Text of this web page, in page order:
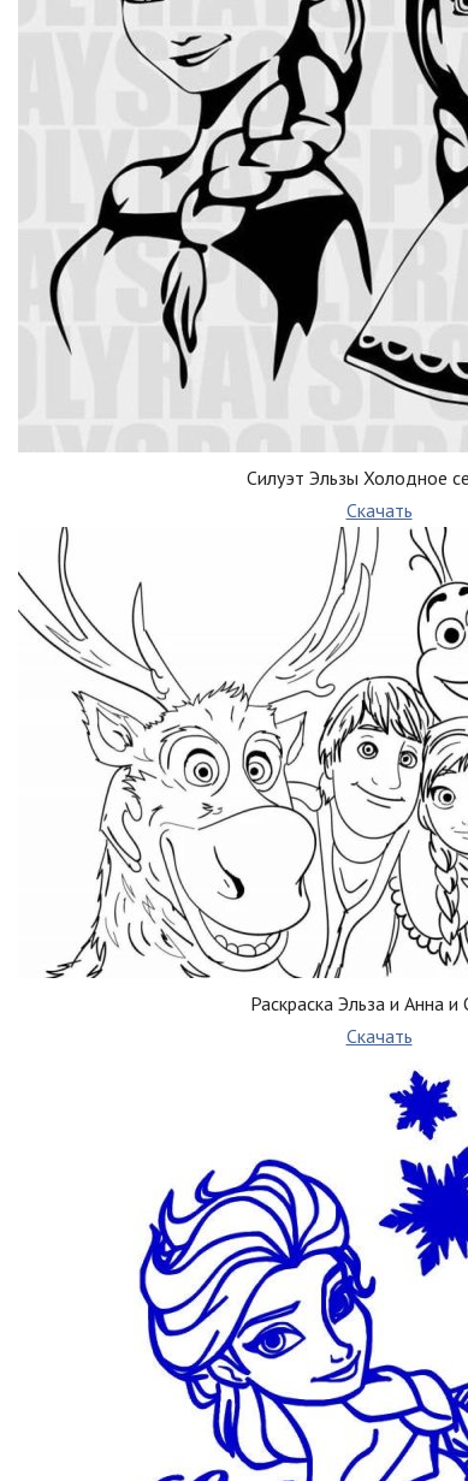
Силуэт Эльзы Холодное
Скачать
Раскраска Эльза и Анна
Скачать